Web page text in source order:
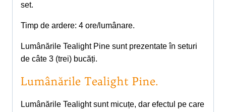
set.
Timp de ardere: 4 ore/lumânare.
Lumânările Tealight Pine sunt prezentate în seturi
de câte 3 (trei) bucăți.
Lumânările Tealight Pine.
Lumânările Tealight sunt micuțe, dar efectul pe care